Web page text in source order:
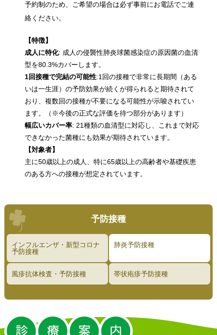
予約制のため、ご希望の場合は必ず事前にお電話でご連
絡ください。
【特徴】
成人に特化: 成人の侵襲性肺炎球菌感染症の原因菌の血清
型を80.3%カバーします。
1回接種で完結の可能性:1回の接種で非常に長期間（ある
いは一生涯）の予防効果が続くが得られると期待されて
おり、複数回の接種が不要になる可能性が示唆されてい
ます。（※今後の正式な評価を待つ部分があります）
幅広いカバー率: 21種類の血清型に対応し、これまで対応
できなかった菌種にも効果が期待されています。
【対象者】
主に50歳以上の成人、特に65歳以上の高齢者や基礎疾患
のある方への接種が想定されています。
予防接種
インフルエンザ・新型コロナ
予防接種
肺炎予防接種
風疹抗体検査・予防接種 帯状疱疹予防接種